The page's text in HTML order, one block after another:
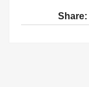
Share: